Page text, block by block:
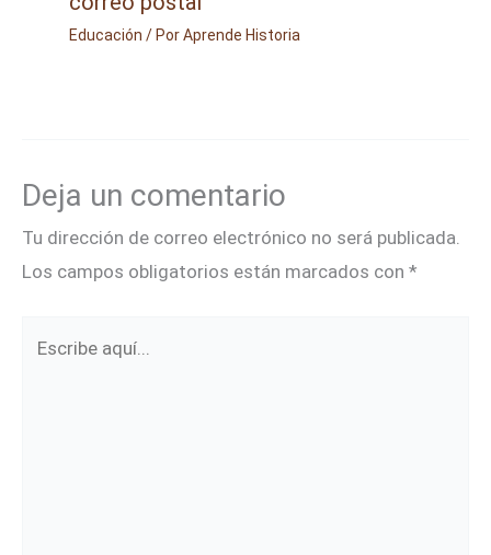
Educación / PorAprende Historia
Deja un comentario
Tu dirección de correo electrónico no será publicada.
Los campos obligatorios están marcados con *